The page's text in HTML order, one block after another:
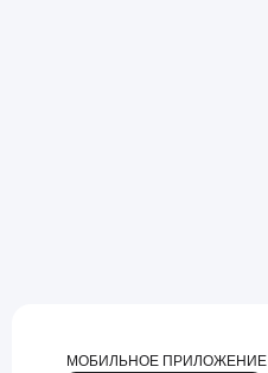
МОБИЛЬНОЕ ПРИЛОЖЕНИЕ